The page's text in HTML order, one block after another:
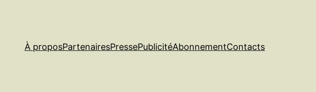
À proposPartenairesPressePublicitéAbonnementContacts